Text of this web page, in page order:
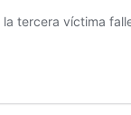
la tercera víctima